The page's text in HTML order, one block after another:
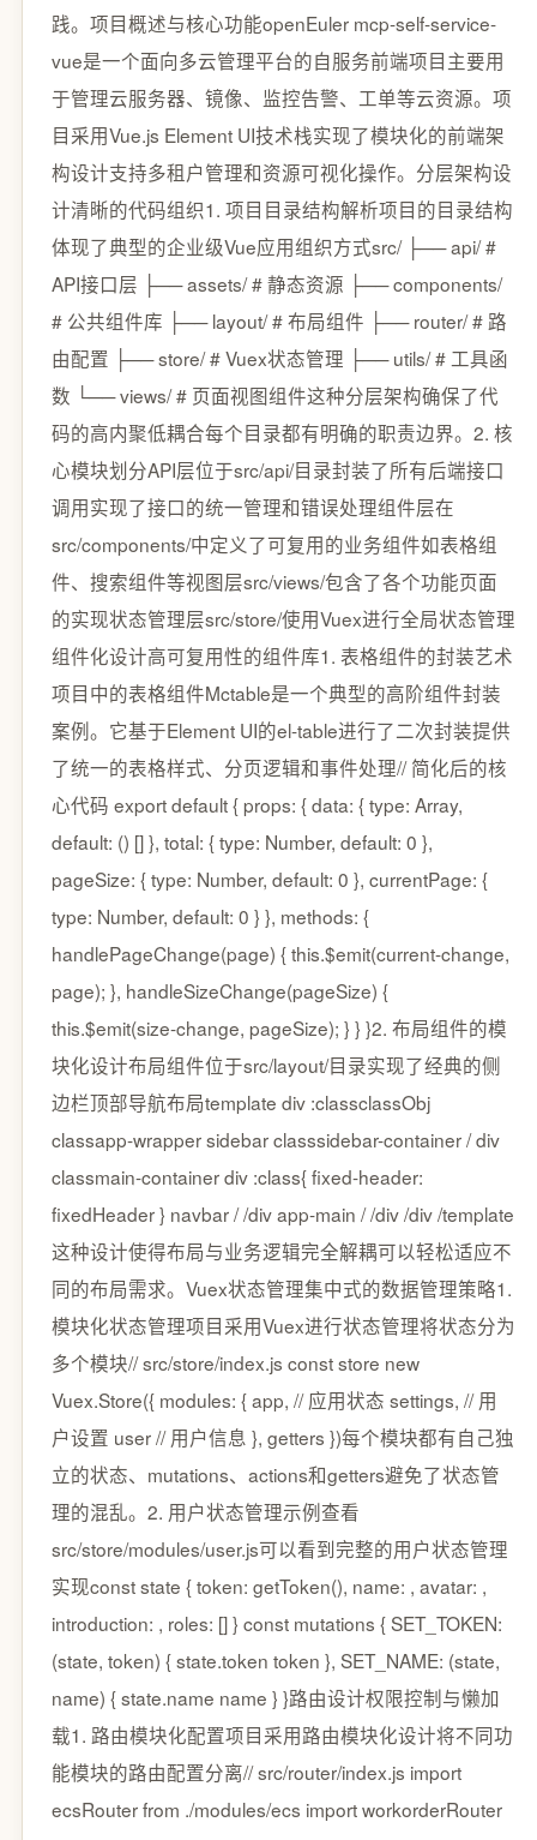
践。项目概述与核心功能openEuler mcp-self-service-
vue是一个面向多云管理平台的自服务前端项目主要用
于管理云服务器、镜像、监控告警、工单等云资源。项
目采用Vue.js Element UI技术栈实现了模块化的前端架
构设计支持多租户管理和资源可视化操作。分层架构设
计清晰的代码组织1. 项目目录结构解析项目的目录结构
体现了典型的企业级Vue应用组织方式src/ ├── api/ #
API接口层 ├── assets/ # 静态资源 ├── components/
# 公共组件库 ├── layout/ # 布局组件 ├── router/ # 路
由配置 ├── store/ # Vuex状态管理 ├── utils/ # 工具函
数 └── views/ # 页面视图组件这种分层架构确保了代
码的高内聚低耦合每个目录都有明确的职责边界。2. 核
心模块划分API层位于src/api/目录封装了所有后端接口
调用实现了接口的统一管理和错误处理组件层在
src/components/中定义了可复用的业务组件如表格组
件、搜索组件等视图层src/views/包含了各个功能页面
的实现状态管理层src/store/使用Vuex进行全局状态管理
组件化设计高可复用性的组件库1. 表格组件的封装艺术
项目中的表格组件Mctable是一个典型的高阶组件封装
案例。它基于Element UI的el-table进行了二次封装提供
了统一的表格样式、分页逻辑和事件处理// 简化后的核
心代码 export default { props: { data: { type: Array,
default: () [] }, total: { type: Number, default: 0 },
pageSize: { type: Number, default: 0 }, currentPage: {
type: Number, default: 0 } }, methods: {
handlePageChange(page) { this.$emit(current-change,
page); }, handleSizeChange(pageSize) {
this.$emit(size-change, pageSize); } } }2. 布局组件的模
块化设计布局组件位于src/layout/目录实现了经典的侧
边栏顶部导航布局template div :classclassObj
classapp-wrapper sidebar classsidebar-container / div
classmain-container div :class{ fixed-header:
fixedHeader } navbar / /div app-main / /div /div /template
这种设计使得布局与业务逻辑完全解耦可以轻松适应不
同的布局需求。Vuex状态管理集中式的数据管理策略1.
模块化状态管理项目采用Vuex进行状态管理将状态分为
多个模块// src/store/index.js const store new
Vuex.Store({ modules: { app, // 应用状态 settings, // 用
户设置 user // 用户信息 }, getters })每个模块都有自己独
立的状态、mutations、actions和getters避免了状态管
理的混乱。2. 用户状态管理示例查看
src/store/modules/user.js可以看到完整的用户状态管理
实现const state { token: getToken(), name: , avatar: ,
introduction: , roles: [] } const mutations { SET_TOKEN:
(state, token) { state.token token }, SET_NAME: (state,
name) { state.name name } }路由设计权限控制与懒加
载1. 路由模块化配置项目采用路由模块化设计将不同功
能模块的路由配置分离// src/router/index.js import
ecsRouter from ./modules/ecs import workorderRouter